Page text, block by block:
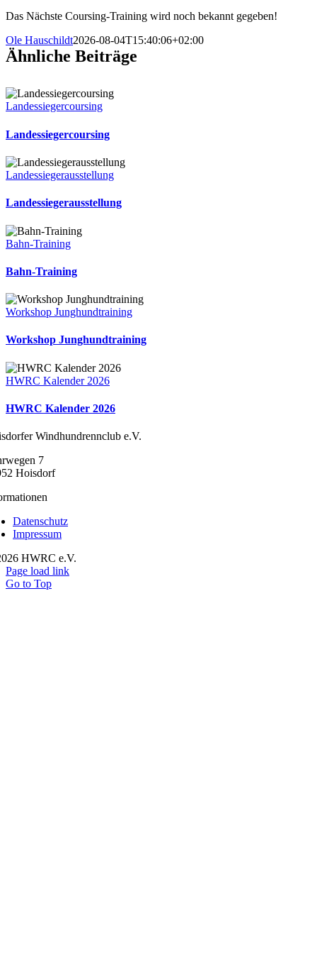
Das Nächste Coursing-Training wird noch bekannt gegeben!
Ole Hauschildt2026-08-04T15:40:06+02:00
Ähnliche Beiträge
Landessiegercoursing
Landessiegercoursing
Landessiegerausstellung
Landessiegerausstellung
Bahn-Training
Bahn-Training
Workshop Junghundtraining
Workshop Junghundtraining
HWRC Kalender 2026
HWRC Kalender 2026
Windhundrennclub e.V.
7
Hoisdorf
Datenschutz
Impressum
HWRC e.V.
Page load link
Go to Top